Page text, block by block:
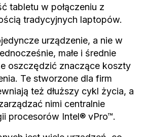
tabletu w połączeniu z
tradycyjnych laptopów.
urządzenie, a nie w
małe i średnie
oszczędzić znaczące koszty
Te stworzone dla firm
też dłuższy cykl życia, a
nimi centralnie
procesorów Intel® vPro™.